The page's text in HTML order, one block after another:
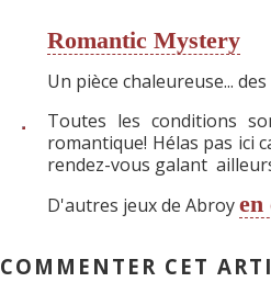
Romantic Mystery
Un pièce chaleureuse...
Toutes les conditions
romantique! Hélas pas ici
rendez-vous galant
D'autres jeux de Abroyen
COMMENTER CET